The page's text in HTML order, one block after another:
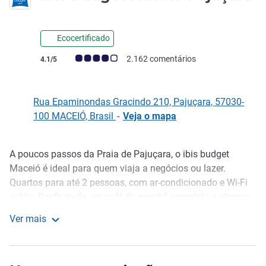
Ecocertificado
Classificação clientes Avis (Classificação ALL)
4.1/5 2.162 comentários
Rua Epaminondas Gracindo 210, Pajuçara, 57030-
100 MACEIÓ, Brasil - Veja o mapa
Descrição
A poucos passos da Praia de Pajuçara, o ibis budget
Maceió é ideal para quem viaja a negócios ou lazer.
Quartos para até 2 pessoas, com ar-condicionado e Wi-Fi
pratos. Temos loja de conveniência 24h, business center e
Ver mais